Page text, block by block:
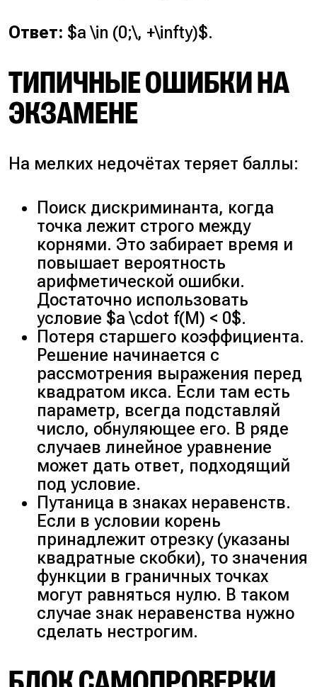
Ответ: $a \in (0;\, +\infty)$.
ТИПИЧНЫЕ ОШИБКИ НА
ЭКЗАМЕНЕ
На мелких недочётах теряет баллы:
Поиск дискриминанта, когда
точка лежит строго между
корнями. Это забирает время и
повышает вероятность
арифметической ошибки.
Достаточно использовать
условие $a \cdot f(M) < 0$.
Потеря старшего коэффициента.
Решение начинается с
рассмотрения выражения перед
квадратом икса. Если там есть
параметр, всегда подставляй
число, обнуляющее его. В ряде
случаев линейное уравнение
может дать ответ, подходящий
под условие.
Путаница в знаках неравенств.
Если в условии корень
принадлежит отрезку (указаны
квадратные скобки), то значения
функции в граничных точках
могут равняться нулю. В таком
случае знак неравенства нужно
сделать нестрогим.